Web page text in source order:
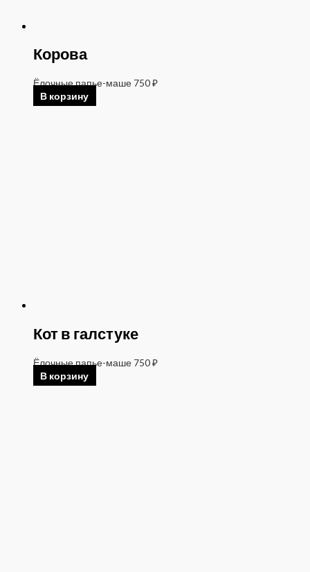
Корова
Ёлочные папье-маше 750₽
В корзину
Кот в галстуке
Ёлочные папье-маше 750₽
В корзину